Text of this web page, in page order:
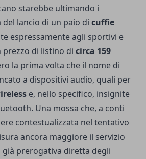
starebbe ultimando i
lancio di un paio di cuffie
espressamente agli sportivi e
di listino di circa 159
la prima volta che il nome di
a dispositivi audio, quali per
e, nello specifico, insignite
Una mossa che, a conti
contestualizzata nel tentativo
ancora maggiore il servizio
già prerogativa diretta degli